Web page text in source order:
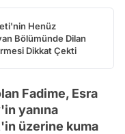
Henüz
Bölümünde Dilan
Dikkat Çekti
Fadime, Esra
yanına
üzerine kuma